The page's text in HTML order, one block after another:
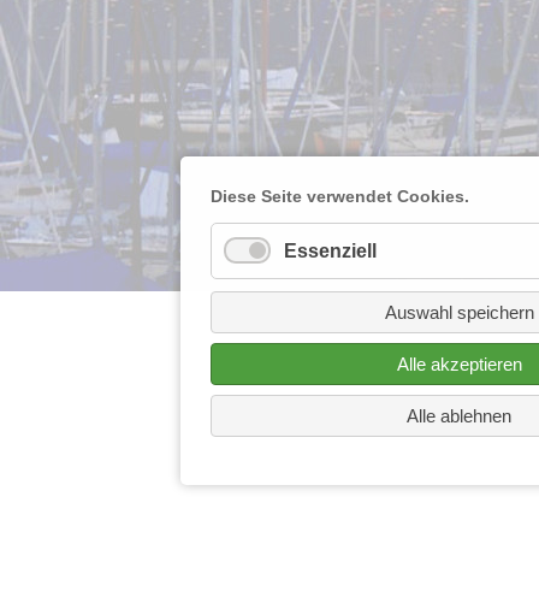
Diese Seite verwendet Cookies.
Essenziell
Auswahl speichern
Alle akzeptieren
Alle ablehnen